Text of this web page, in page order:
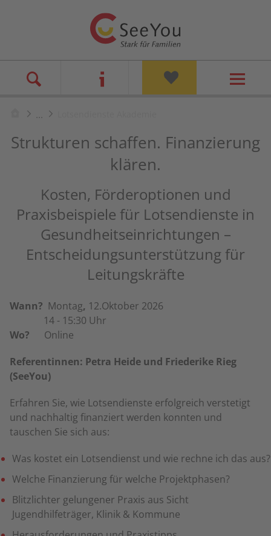
...
Strukturen schaffen. Finanzierung
klären.
Kosten, Förderoptionen und
Praxisbeispiele für Lotsendienste in
Gesundheitseinrichtungen –
Entscheidungsunterstützung für
Leitungskräfte
Wann? Montag, 12.Oktober 2026
14 - 15:30 Uhr
Wo? Online
Referentinnen: Petra Heide und Friederike Rieg
(SeeYou)
Erfahren Sie, wie Lotsendienste erfolgreich verstetigt
und nachhaltig finanziert werden konnten und
tauschen Sie sich aus:
Was kostet ein Lotsendienst und wie rechne ich das aus?
Welche Finanzierung für welche Projektphasen?
Blitzlichter gelungener Praxis aus Sicht
Jugendhilfeträger, Klinik & Kommune